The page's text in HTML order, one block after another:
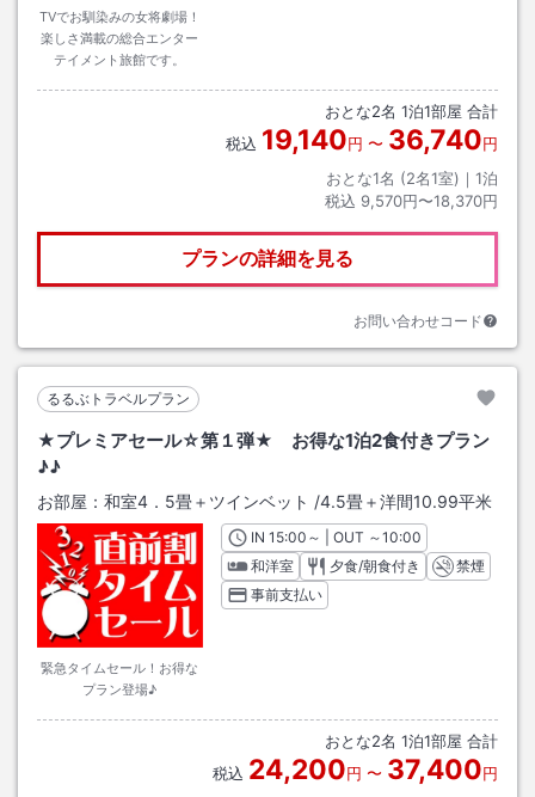
TVでお馴染みの女将劇場！
楽しさ満載の総合エンター
テイメント旅館です。
おとな2名 1泊1部屋 合計
税込 19,140円 〜 36,740円
おとな1名 (2名1室)｜ 1泊
税込 9,570円〜18,370円
プランの詳細を見る
お問い合わせコード
るるぶトラベルプラン
★プレミアセール☆第１弾★ お得な1泊2食付きプラン
♪♪
お部屋： 和室4．5畳＋ツインベット /4.5畳＋洋間10.99平米
緊急タイムセール！お得な
プラン登場♪
INチェックイン
15:00 ～ | OUT チェックアウト
～10:00
和洋室
夕食/朝食付き
禁煙
事前支払い
おとな2名 1泊1部屋 合計
税込 24,200円 〜 37,400円